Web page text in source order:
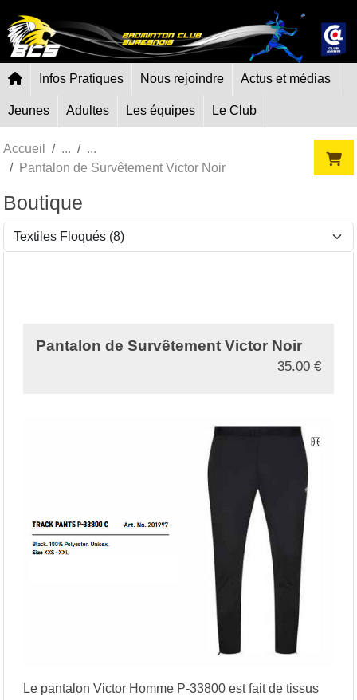
Infos Pratiques Nous rejoindre Actus et médias
Jeunes Adultes Les équipes Le Club
Accueil
Pantalon de Survêtement Victor Noir
Boutique
Pantalon de Survêtement Victor Noir
35.00 €
Le pantalon Victor Homme P-33800 est fait de tissus